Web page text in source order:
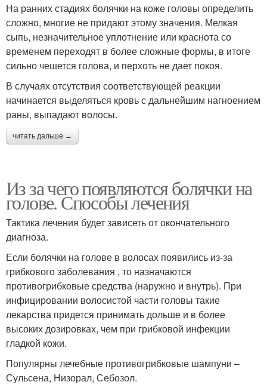
На ранних стадиях болячки на коже головы определить
сложно, многие не придают этому значения. Мелкая
сыпь, незначительное уплотнение или краснота со
временем переходят в более сложные формы, в итоге
сильно чешется голова, и перхоть не дает покоя.
В случаях отсутствия соответствующей реакции
начинается выделяться кровь с дальнейшим нагноением
раны, выпадают волосы.
читать дальше →
Из за чего появляются болячки на
голове. Способы лечения
Тактика лечения будет зависеть от окончательного
диагноза.
Если болячки на голове в волосах появились из-за
грибкового заболевания , то назначаются
противогрибковые средства (наружно и внутрь). При
инфицировании волосистой части головы такие
лекарства придется принимать дольше и в более
высоких дозировках, чем при грибковой инфекции
гладкой кожи.
Популярны лечебные противогрибковые шампуни –
Сульсена, Низорал, Себозол.